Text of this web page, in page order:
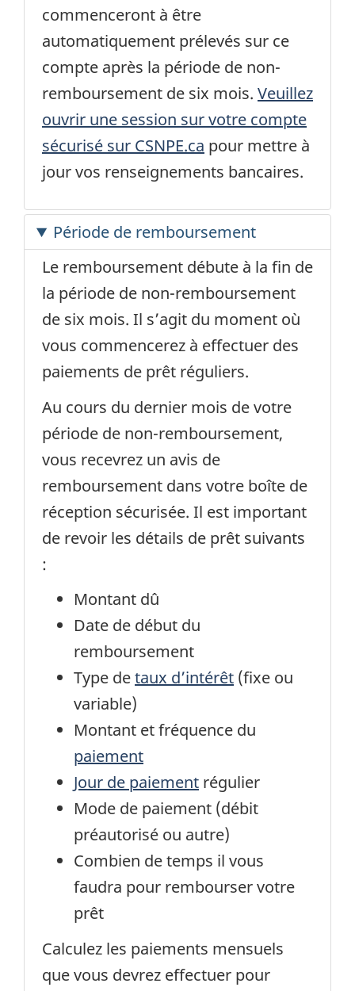
commenceront à être
automatiquement prélevés sur ce
compte après la période de non-
remboursement de six mois. Veuillez
ouvrir une session sur votre compte
sécurisé sur CSNPE.ca pour mettre à
jour vos renseignements bancaires.
Période de remboursement
Le remboursement débute à la fin de
la période de non-remboursement
de six mois. Il s’agit du moment où
vous commencerez à effectuer des
paiements de prêt réguliers.
Au cours du dernier mois de votre
période de non-remboursement,
vous recevrez un avis de
remboursement dans votre boîte de
réception sécurisée. Il est important
de revoir les détails de prêt suivants
:
Montant dû
Date de début du
remboursement
Type detaux d’intérêt (fixe ou
variable)
Montant et fréquence du
paiement
Jour de paiement régulier
Mode de paiement (débit
préautorisé ou autre)
Combien de temps il vous
faudra pour rembourser votre
prêt
Calculez les paiements mensuels
que vous devrez effectuer pour